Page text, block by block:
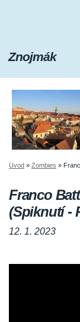
Znojmák
Úvod » Zombies »
Franco
(Spiknutí -
12. 1. 2023